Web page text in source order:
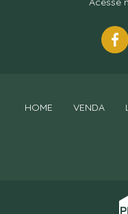
HOME VENDA